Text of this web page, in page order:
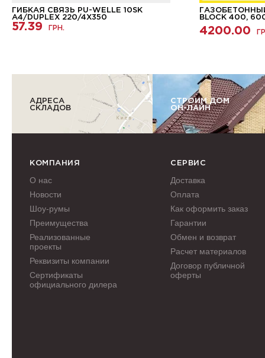
ГИБКАЯ СВЯЗЬ PU-WELLE 10SK
A4/DUPLEX 220/4Х350
57.39 ГРН.
BLOCK 400,
4200.00
АДРЕСА
СКЛАДОВ
СТРОИМ ДОМ
ОН-ЛАЙН
КОМПАНИЯ
О нас
Новости
Шоу-румы
Преимущества
Реализованные
проекты
Реквизиты компании
Сертификаты
официального дилера
СЕРВИС
Доставка
Оплата
Как оформить заказ
Гарантии
Обмен и возврат
Расчет материалов
Договор публичной
оферты